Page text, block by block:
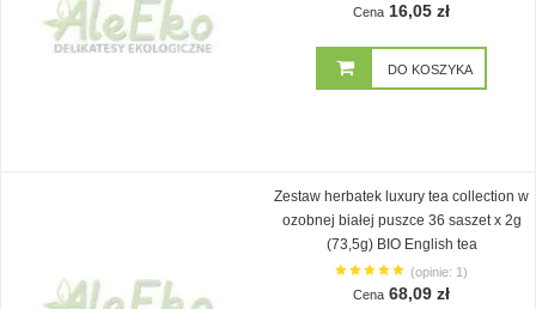
Cena 16,05 zł
DO KOSZYKA
Zestaw herbatek luxury tea collection w
ozobnej białej puszce 36 saszet x 2g
(73,5g) BIO English tea
(opinie: 1)
Cena 68,09 zł